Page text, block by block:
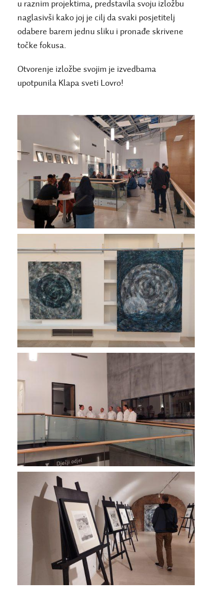
u raznim projektima, predstavila svoju izložbu
naglasivši kako joj je cilj da svaki posjetitelj
odabere barem jednu sliku i pronađe skrivene
točke fokusa.
Otvorenje izložbe svojim je izvedbama
upotpunila Klapa sveti Lovro!